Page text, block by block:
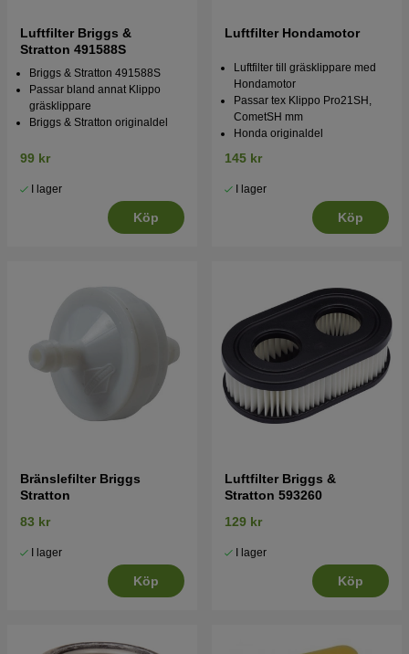
Luftfilter Briggs &
Stratton 491588S
Briggs & Stratton 491588S
Passar bland annat Klippo
gräsklippare
Briggs & Stratton originaldel
99 kr
I lager
Köp
Luftfilter Hondamotor
Luftfilter till gräsklippare med
Hondamotor
Passar tex Klippo Pro21SH,
CometSH mm
Honda originaldel
145 kr
I lager
Köp
Bränslefilter Briggs
Stratton
83 kr
I lager
Köp
Luftfilter Briggs &
Stratton 593260
129 kr
I lager
Köp